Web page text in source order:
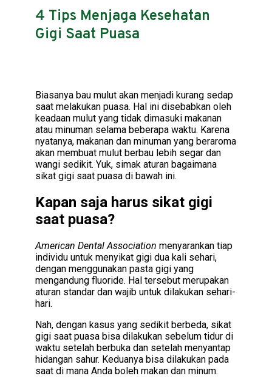
4 Tips Menjaga Kesehatan
Gigi Saat Puasa
Biasanya bau mulut akan menjadi kurang sedap
saat melakukan puasa. Hal ini disebabkan oleh
keadaan mulut yang tidak dimasuki makanan
atau minuman selama beberapa waktu. Karena
nyatanya, makanan dan minuman yang beraroma
akan membuat mulut berbau lebih segar dan
wangi sedikit. Yuk, simak aturan bagaimana
sikat gigi saat puasa di bawah ini.
Kapan saja harus sikat gigi
saat puasa?
American Dental Association menyarankan tiap
individu untuk menyikat gigi dua kali sehari,
dengan menggunakan pasta gigi yang
mengandung fluoride. Hal tersebut merupakan
aturan standar dan wajib untuk dilakukan sehari-
hari.
Nah, dengan kasus yang sedikit berbeda, sikat
gigi saat puasa bisa dilakukan sebelum tidur di
waktu setelah berbuka dan setelah menyantap
hidangan sahur. Keduanya bisa dilakukan pada
saat di mana Anda boleh makan dan minum.